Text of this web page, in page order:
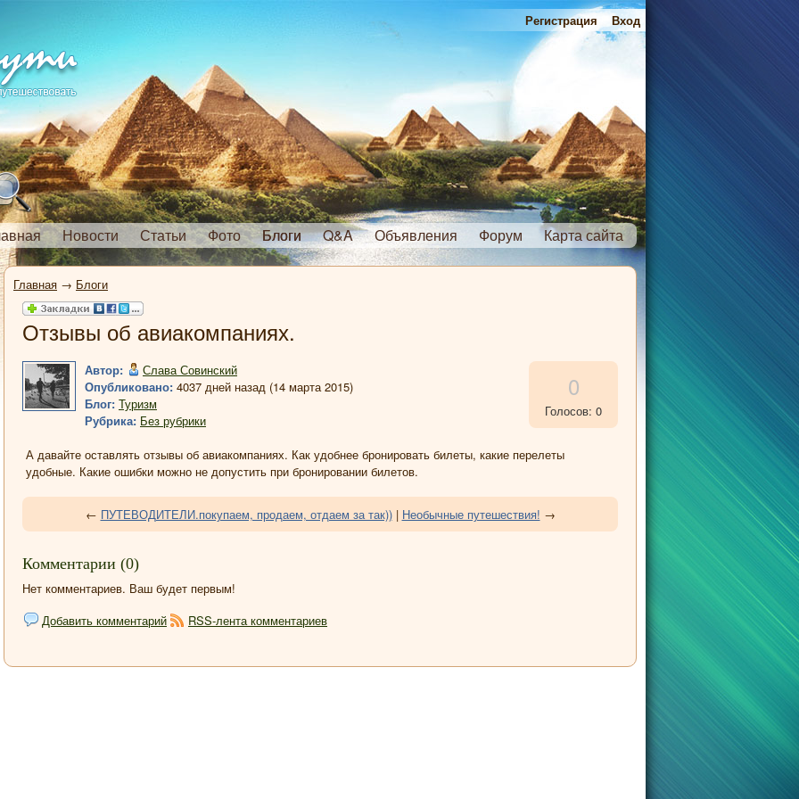
Регистрация Вход
Новости Статьи Фото Блоги Q&A Объявления Форум Карта сайта
Главная → Блоги
Отзывы об авиакомпаниях.
Автор:
Слава Совинский
Опубликовано: 4037 дней назад (14 марта 2015)
Блог: Туризм
Рубрика: Без рубрики
0
Голосов: 0
А давайте оставлять отзывы об авиакомпаниях. Как удобнее бронировать билеты, какие перелеты
удобные. Какие ошибки можно не допустить при бронировании билетов.
← ПУТЕВОДИТЕЛИ.покупаем, продаем, отдаем за так))| Необычные путешествия! →
Комментарии (0)
Нет комментариев. Ваш будет первым!
Добавить комментарий
RSS-лента комментариев